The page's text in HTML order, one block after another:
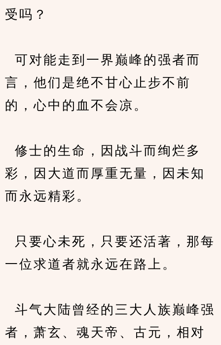
受吗？
言，他们是绝不甘心止步不前
的，心中的血不会凉。
彩，因大道而厚重无量，因未知
而永远精彩。
一位求道者就永远在路上。
者，萧玄、魂天帝、古元，相对